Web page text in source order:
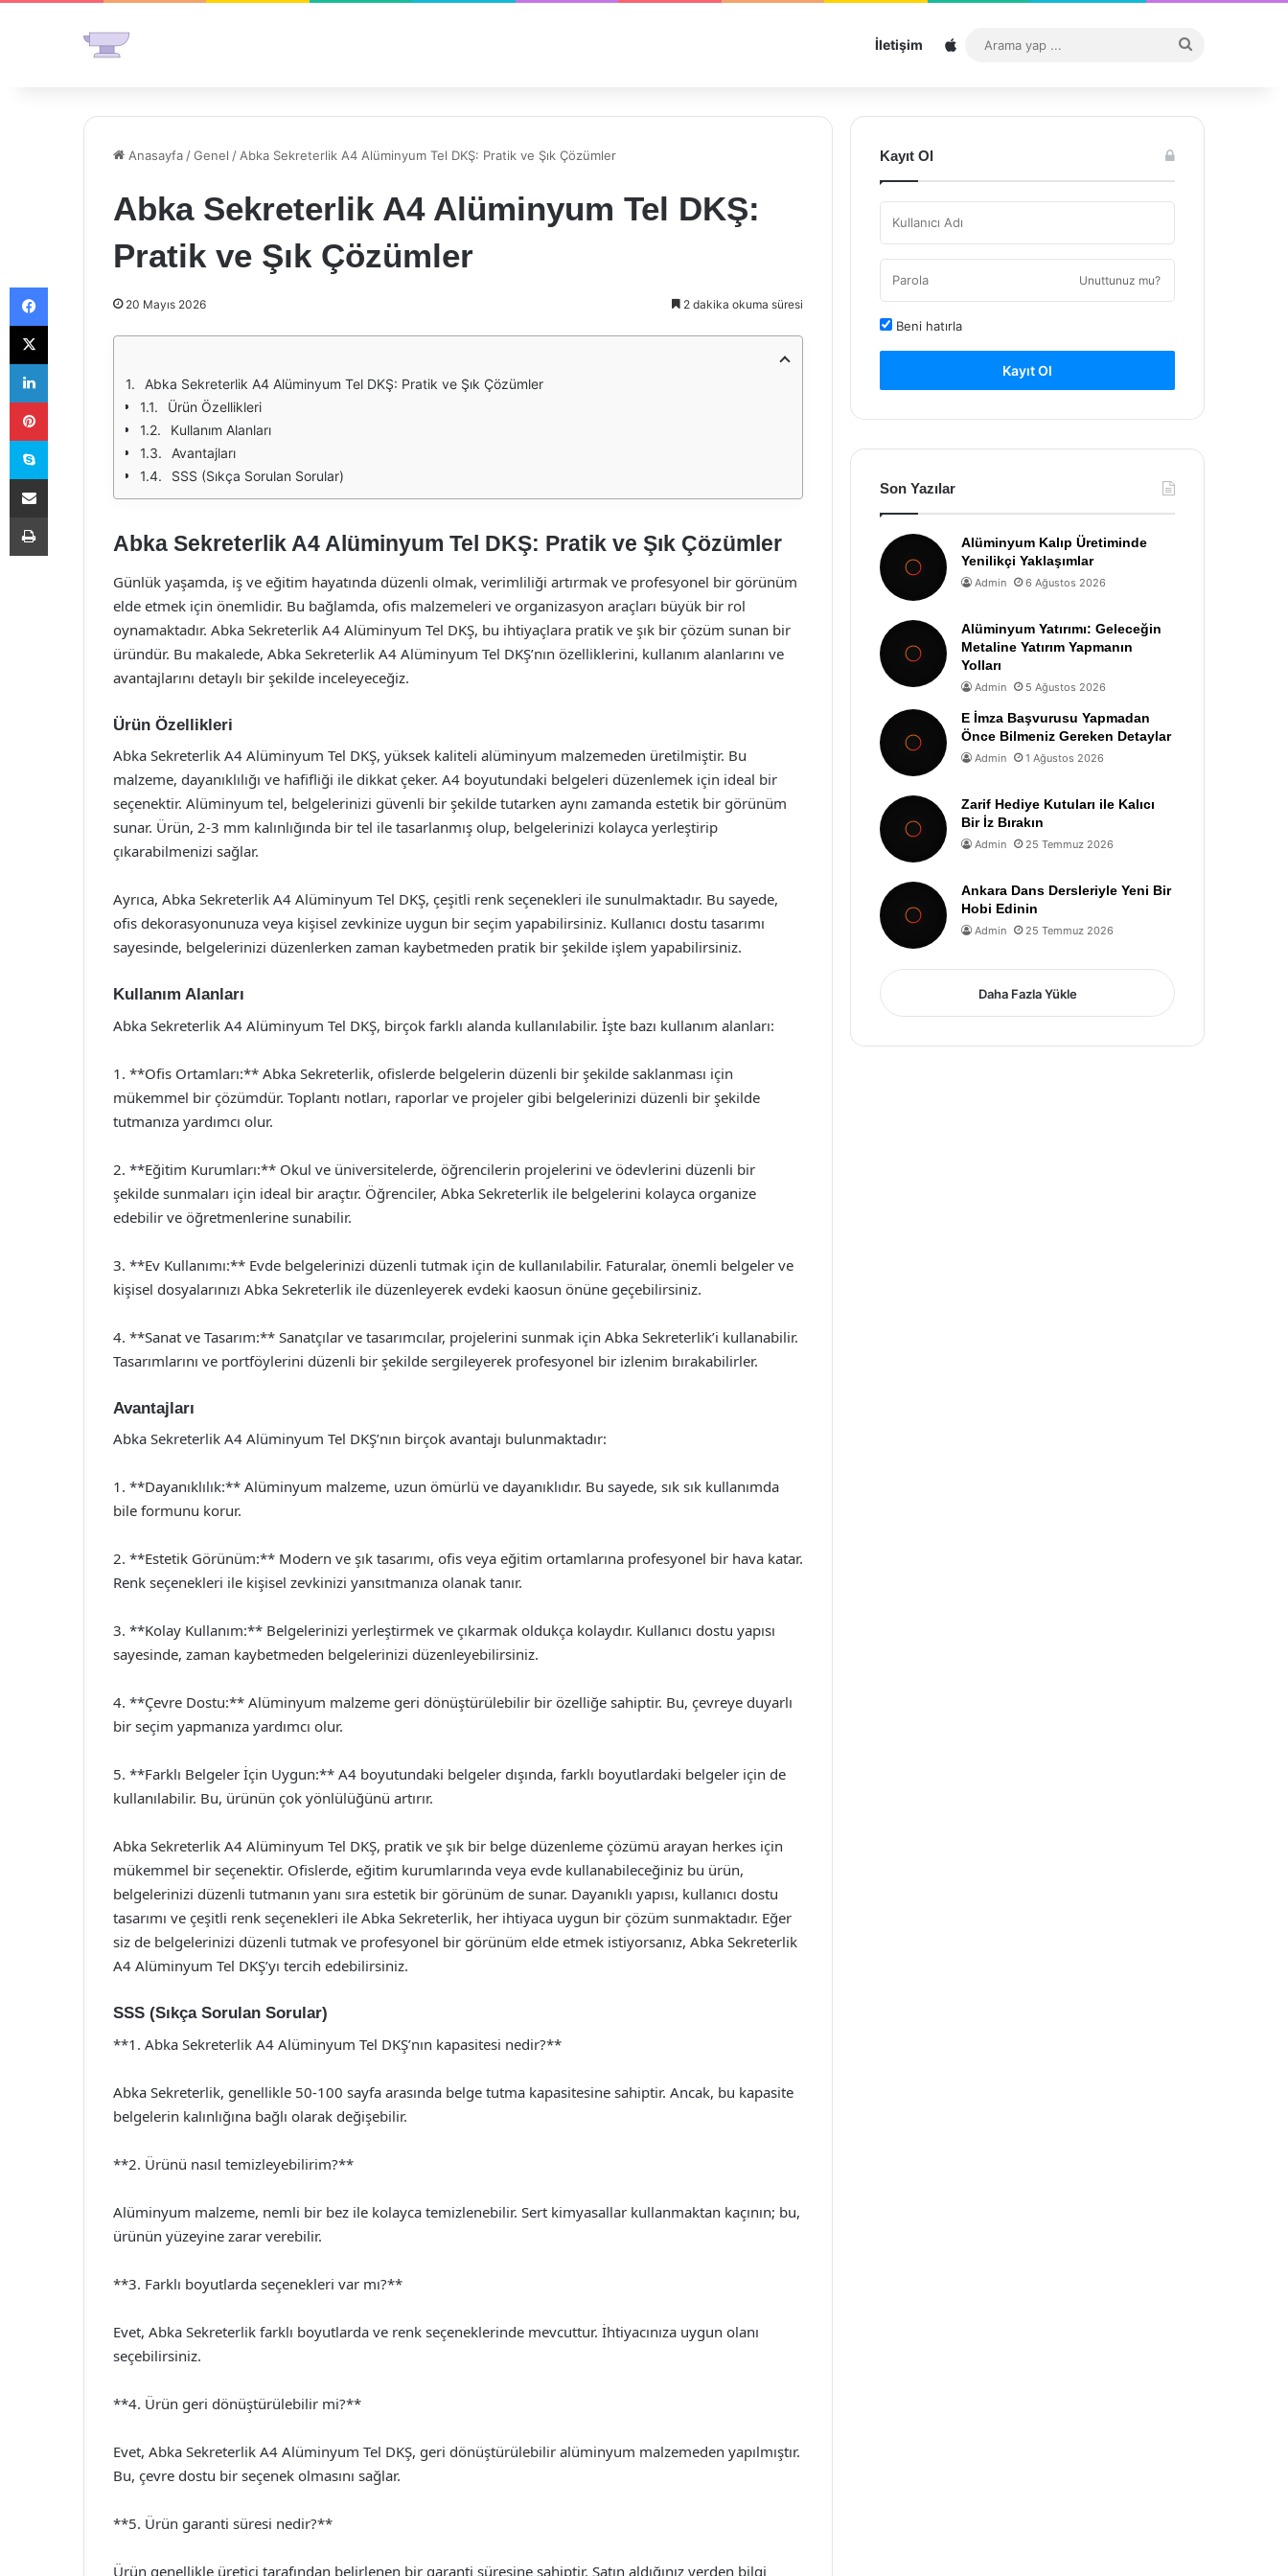
İletişim Sitemap
...
Anasayfa /Genel / Abka Sekreterlik A4 Alüminyum Tel DKŞ: Pratik ve Şık Çözümler
Abka Sekreterlik A4 Alüminyum Tel DKŞ:
Pratik ve Şık Çözümler
20 Mayıs 2026 2 dakika okuma süresi
Abka Sekreterlik A4 Alüminyum Tel DKŞ: Pratik ve Şık Çözümler
Ürün Özellikleri
Kullanım Alanları
Avantajları
SSS (Sıkça Sorulan Sorular)
Abka Sekreterlik A4 Alüminyum Tel DKŞ: Pratik ve Şık Çözümler
Günlük yaşamda, iş ve eğitim hayatında düzenli olmak, verimliliği artırmak ve profesyonel bir görünüm
elde etmek için önemlidir. Bu bağlamda, ofis malzemeleri ve organizasyon araçları büyük bir rol
oynamaktadır. Abka Sekreterlik A4 Alüminyum Tel DKŞ, bu ihtiyaçlara pratik ve şık bir çözüm sunan bir
üründür. Bu makalede, Abka Sekreterlik A4 Alüminyum Tel DKŞ’nın özelliklerini, kullanım alanlarını ve
avantajlarını detaylı bir şekilde inceleyeceğiz.
Ürün Özellikleri
Abka Sekreterlik A4 Alüminyum Tel DKŞ, yüksek kaliteli alüminyum malzemeden üretilmiştir. Bu
malzeme, dayanıklılığı ve hafifliği ile dikkat çeker. A4 boyutundaki belgeleri düzenlemek için ideal bir
seçenektir. Alüminyum tel, belgelerinizi güvenli bir şekilde tutarken aynı zamanda estetik bir görünüm
sunar. Ürün, 2-3 mm kalınlığında bir tel ile tasarlanmış olup, belgelerinizi kolayca yerleştirip
çıkarabilmenizi sağlar.
Ayrıca, Abka Sekreterlik A4 Alüminyum Tel DKŞ, çeşitli renk seçenekleri ile sunulmaktadır. Bu sayede,
ofis dekorasyonunuza veya kişisel zevkinize uygun bir seçim yapabilirsiniz. Kullanıcı dostu tasarımı
sayesinde, belgelerinizi düzenlerken zaman kaybetmeden pratik bir şekilde işlem yapabilirsiniz.
Kullanım Alanları
Abka Sekreterlik A4 Alüminyum Tel DKŞ, birçok farklı alanda kullanılabilir. İşte bazı kullanım alanları:
1. **Ofis Ortamları:** Abka Sekreterlik, ofislerde belgelerin düzenli bir şekilde saklanması için
mükemmel bir çözümdür. Toplantı notları, raporlar ve projeler gibi belgelerinizi düzenli bir şekilde
tutmanıza yardımcı olur.
2. **Eğitim Kurumları:** Okul ve üniversitelerde, öğrencilerin projelerini ve ödevlerini düzenli bir
şekilde sunmaları için ideal bir araçtır. Öğrenciler, Abka Sekreterlik ile belgelerini kolayca organize
edebilir ve öğretmenlerine sunabilir.
3. **Ev Kullanımı:** Evde belgelerinizi düzenli tutmak için de kullanılabilir. Faturalar, önemli belgeler ve
kişisel dosyalarınızı Abka Sekreterlik ile düzenleyerek evdeki kaosun önüne geçebilirsiniz.
4. **Sanat ve Tasarım:** Sanatçılar ve tasarımcılar, projelerini sunmak için Abka Sekreterlik’i kullanabilir.
Tasarımlarını ve portföylerini düzenli bir şekilde sergileyerek profesyonel bir izlenim bırakabilirler.
Avantajları
Abka Sekreterlik A4 Alüminyum Tel DKŞ’nın birçok avantajı bulunmaktadır:
1. **Dayanıklılık:** Alüminyum malzeme, uzun ömürlü ve dayanıklıdır. Bu sayede, sık sık kullanımda
bile formunu korur.
2. **Estetik Görünüm:** Modern ve şık tasarımı, ofis veya eğitim ortamlarına profesyonel bir hava katar.
Renk seçenekleri ile kişisel zevkinizi yansıtmanıza olanak tanır.
3. **Kolay Kullanım:** Belgelerinizi yerleştirmek ve çıkarmak oldukça kolaydır. Kullanıcı dostu yapısı
sayesinde, zaman kaybetmeden belgelerinizi düzenleyebilirsiniz.
4. **Çevre Dostu:** Alüminyum malzeme geri dönüştürülebilir bir özelliğe sahiptir. Bu, çevreye duyarlı
bir seçim yapmanıza yardımcı olur.
5. **Farklı Belgeler İçin Uygun:** A4 boyutundaki belgeler dışında, farklı boyutlardaki belgeler için de
kullanılabilir. Bu, ürünün çok yönlülüğünü artırır.
Abka Sekreterlik A4 Alüminyum Tel DKŞ, pratik ve şık bir belge düzenleme çözümü arayan herkes için
mükemmel bir seçenektir. Ofislerde, eğitim kurumlarında veya evde kullanabileceğiniz bu ürün,
belgelerinizi düzenli tutmanın yanı sıra estetik bir görünüm de sunar. Dayanıklı yapısı, kullanıcı dostu
tasarımı ve çeşitli renk seçenekleri ile Abka Sekreterlik, her ihtiyaca uygun bir çözüm sunmaktadır. Eğer
siz de belgelerinizi düzenli tutmak ve profesyonel bir görünüm elde etmek istiyorsanız, Abka Sekreterlik
A4 Alüminyum Tel DKŞ’yı tercih edebilirsiniz.
SSS (Sıkça Sorulan Sorular)
**1. Abka Sekreterlik A4 Alüminyum Tel DKŞ’nın kapasitesi nedir?**
Abka Sekreterlik, genellikle 50-100 sayfa arasında belge tutma kapasitesine sahiptir. Ancak, bu kapasite
belgelerin kalınlığına bağlı olarak değişebilir.
**2. Ürünü nasıl temizleyebilirim?**
Alüminyum malzeme, nemli bir bez ile kolayca temizlenebilir. Sert kimyasallar kullanmaktan kaçının; bu,
ürünün yüzeyine zarar verebilir.
**3. Farklı boyutlarda seçenekleri var mı?**
Evet, Abka Sekreterlik farklı boyutlarda ve renk seçeneklerinde mevcuttur. İhtiyacınıza uygun olanı
seçebilirsiniz.
**4. Ürün geri dönüştürülebilir mi?**
Evet, Abka Sekreterlik A4 Alüminyum Tel DKŞ, geri dönüştürülebilir alüminyum malzemeden yapılmıştır.
Bu, çevre dostu bir seçenek olmasını sağlar.
**5. Ürün garanti süresi nedir?**
Ürün genellikle üretici tarafından belirlenen bir garanti süresine sahiptir. Satın aldığınız yerden bilgi
Kayıt Ol
Unuttunuz mu?
Beni hatırla
Kayıt Ol
Son Yazılar
Alüminyum Kalıp Üretiminde
Yenilikçi Yaklaşımlar
Admin 6 Ağustos 2026
Alüminyum Yatırımı: Geleceğin
Metaline Yatırım Yapmanın
Yolları
Admin 5 Ağustos 2026
E İmza Başvurusu Yapmadan
Önce Bilmeniz Gereken Detaylar
Admin 1 Ağustos 2026
Zarif Hediye Kutuları ile Kalıcı
Bir İz Bırakın
Admin 25 Temmuz 2026
Ankara Dans Dersleriyle Yeni Bir
Hobi Edinin
Admin 25 Temmuz 2026
Daha Fazla Yükle
Facebook
X
LinkedIn
Pinterest
Skype
E-Posta ile paylaş